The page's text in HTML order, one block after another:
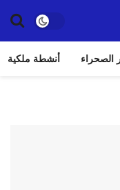
الصحراء أنشطة ملكية